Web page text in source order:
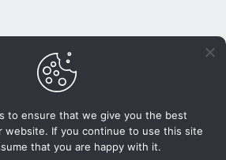
งมะโอ นาเลยคี เชียงใหม่
to ensure that we give you the best
website. If you continue to use this site
that you are happy with it.